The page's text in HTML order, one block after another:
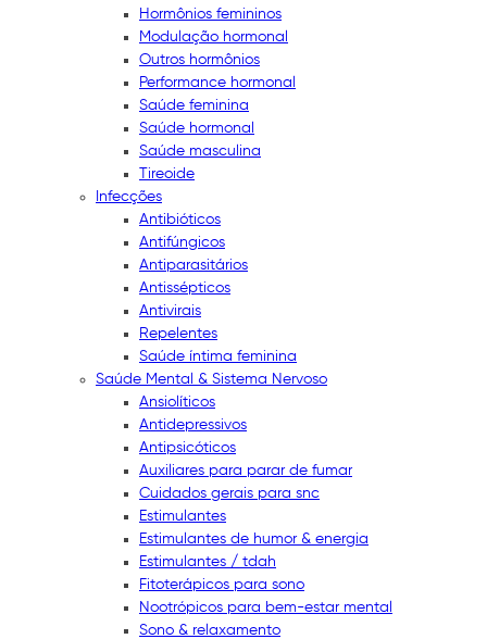
Hormônios femininos
Modulação hormonal
Outros hormônios
Performance hormonal
Saúde feminina
Saúde hormonal
Saúde masculina
Tireoide
Infecções
Antibióticos
Antifúngicos
Antiparasitários
Antissépticos
Antivirais
Repelentes
Saúde íntima feminina
Saúde Mental & Sistema Nervoso
Ansiolíticos
Antidepressivos
Antipsicóticos
Auxiliares para parar de fumar
Cuidados gerais para snc
Estimulantes
Estimulantes de humor & energia
Estimulantes / tdah
Fitoterápicos para sono
Nootrópicos para bem-estar mental
Sono & relaxamento